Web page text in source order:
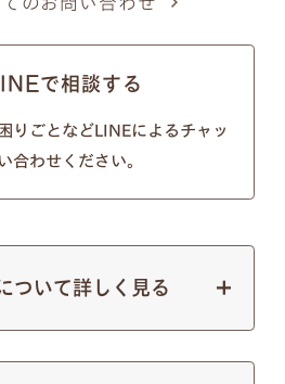
で相談する
りごとなどLINEによるチャッ
合わせください。
ついて詳しく見る
の文字が似ているため、間違い
合わせを頂くことがございま
ちんとそれぞれ違う形となっ
ください。